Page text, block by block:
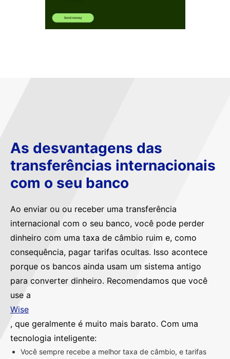
As desvantagens das
transferências internacionais
com o seu banco
Ao enviar ou ou receber uma transferência
internacional com o seu banco, você pode perder
dinheiro com uma taxa de câmbio ruim e, como
consequência, pagar tarifas ocultas. Isso acontece
porque os bancos ainda usam um sistema antigo
para converter dinheiro. Recomendamos que você
use a
Wise
, que geralmente é muito mais barato. Com uma
tecnologia inteligente:
Você sempre recebe a melhor taxa de câmbio, e tarifas